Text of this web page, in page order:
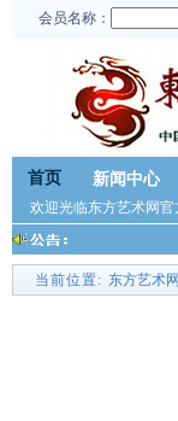
会员名称：
首页 新闻中心
欢迎光临东方艺术网官
当前位置: 东方艺术网